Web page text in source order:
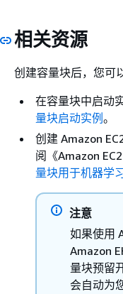
相关资源
创建容量块后，您可
在容量块中启动
量块启动实例 。
创建 Amazon
阅《Amazon
量块用于机器学
注意
如果使用
Amazon
量块预留
会自动为